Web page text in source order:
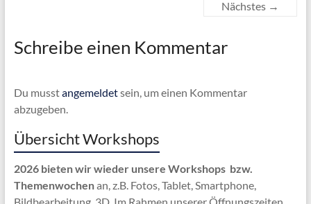
Nächstes →
Schreibe einen Kommentar
Du musstangemeldetsein, um einen Kommentar
abzugeben.
Übersicht Workshops
2026 bieten wir wieder unsere Workshops bzw.
Themenwochenan, z.B. Fotos, Tablet, Smartphone,